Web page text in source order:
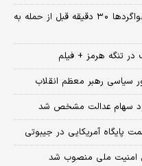
زئیس سازمان هواپیمایی: گزارش ورود هواگردها ٣٠ دقیقه قبل از حمله به
تنگه هرمز + فیلم
سیاسی رهبر معظم انقلاب
سود سهام عدالت مشخص شد
آمریکایی در جیبوتی
امنیت ملی منصوب شد